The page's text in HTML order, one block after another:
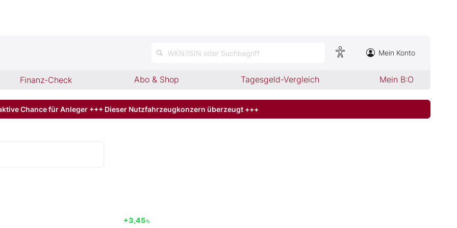
WKN/ISIN oder Suchbegriff Mein Konto
Finanz-Check Abo & Shop Tagesgeld-Vergleich Mein B:O
Chance für Anleger +++ Dieser Nutzfahrzeugkonzern überzeugt +++
+3,45%